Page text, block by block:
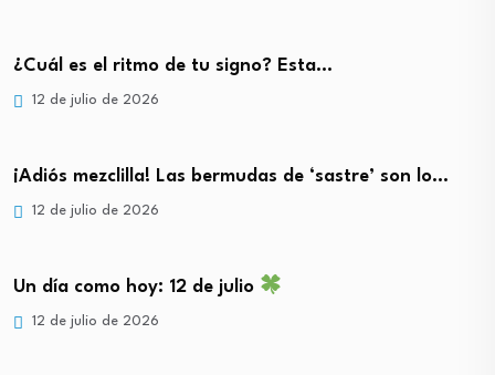
¿Cuál es el ritmo de tu signo? Esta…
12 de julio de 2026
¡Adiós mezclilla! Las bermudas de ‘sastre’ son lo…
12 de julio de 2026
Un día como hoy: 12 de julio
12 de julio de 2026